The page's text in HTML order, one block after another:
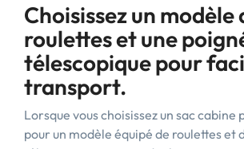
Choisissez un modèle
roulettes et une
télescopique pour
transport.
Lorsque vous choisissez un sac cabine
pour un modèle équipé de roulettes et